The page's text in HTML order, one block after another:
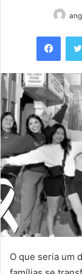
O que seria um